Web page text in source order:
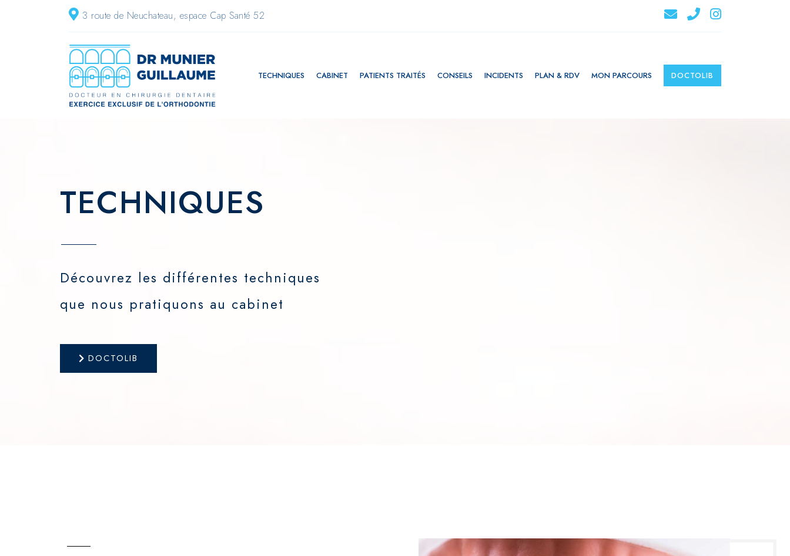
3 route de Neuchateau, espace Cap Santé 52
TECHNIQUES CABINET PATIENTS TRAITÉS CONSEILS INCIDENTS PLAN & RDV MON PARCOURS DOCTOLIB
TECHNIQUES
Découvrez les différentes techniques
que nous pratiquons au cabinet
DOCTOLIB